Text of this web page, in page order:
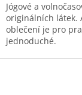
Jógové a
originálních látek.
oblečení je pro
jednoduché.
Z